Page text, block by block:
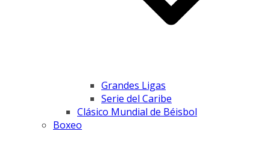
Grandes Ligas
Serie del Caribe
Clásico Mundial de Béisbol
Boxeo